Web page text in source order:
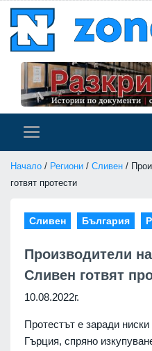
Начало / Региони / Сливен /
готвят протести
Сливен България
Производители
Сливен готвят
10.08.2022г.
Протестът е заради
Гърция, спряно